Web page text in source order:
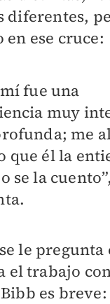
diferentes,
en ese cruce:
fue una
muy
me
que él la
se la cuento”,
le pregunta
el trabajo
es breve: